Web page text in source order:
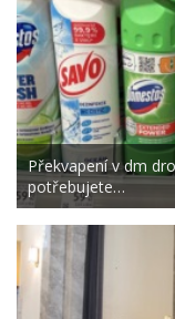
Překvapení v dm
potřebujete…